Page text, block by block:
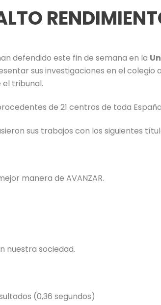
defendido este fin de semana en la
sus investigaciones en el colegio
tribunal.
de 21 centros de toda
sus trabajos con los siguientes
manera de AVANZAR.
nuestra sociedad.
(0,36 segundos)